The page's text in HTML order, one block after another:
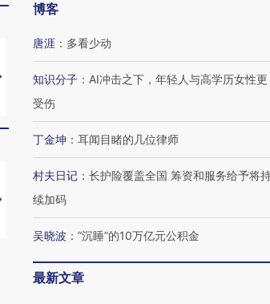
马航飞行员跨国走私7万
视线｜被称为“蟑螂”的印
视线
视线｜全球最热百城独占
97个 印度如何熬过48°C
38岁梅西上演帽子戏法
阿根廷3-0阿尔及利亚
围棋
博客
唐涯 ： 多看少动
知识分子 ： AI冲击之下，年轻人与高学历女性更
受伤
丁金坤 ： 耳闻目睹的几位律师
村夫日记 ： 长护险覆盖全国 筹资和服务给予将
续加码
吴晓波 ： “沉睡”的10万亿元公积金
最新文章